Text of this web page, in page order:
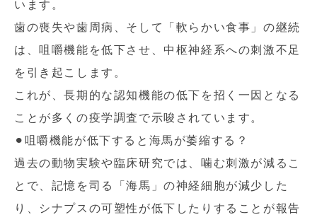
います。
歯の喪失や歯周病、そして「軟らかい食事」の継続
は、咀嚼機能を低下させ、中枢神経系への刺激不足
を引き起こします。
これが、長期的な認知機能の低下を招く一因となる
ことが多くの疫学調査で示唆されています。
⚫︎咀嚼機能が低下すると海馬が萎縮する？
過去の動物実験や臨床研究では、噛む刺激が減るこ
とで、記憶を司る「海馬」の神経細胞が減少した
り、シナプスの可塑性が低下したりすることが報告